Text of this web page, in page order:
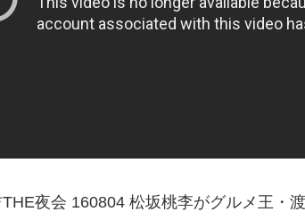
夜会 160804 松坂桃李がグルメ王・